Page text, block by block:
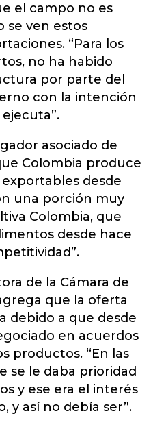
el campo no es
se ven estos
“Para los
no ha habido
por parte del
con la intención
asociado de
Colombia produce
desde
una porción muy
Colombia, que
desde hace
de la Cámara de
que la oferta
debido a que desde
en acuerdos
productos. “En las
se le daba prioridad
y ese era el interés
y así no debía ser”.